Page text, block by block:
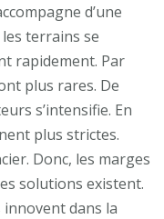
d’une
terrains se
rapidement. Par
plus rares. De
s’intensifie. En
plus strictes.
Donc, les marges
solutions existent.
dans la